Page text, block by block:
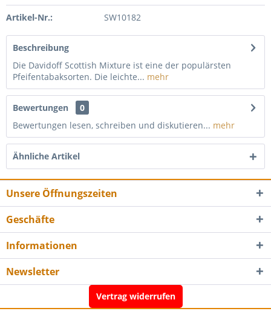
Artikel-Nr.: SW10182
Beschreibung
Die Davidoff Scottish Mixture ist eine der populärsten
Pfeifentabaksorten. Die leichte... mehr
Bewertungen
0
Bewertungen lesen, schreiben und diskutieren... mehr
Ähnliche Artikel
Unsere Öffnungszeiten
Geschäfte
Informationen
Newsletter
Vertrag widerrufen